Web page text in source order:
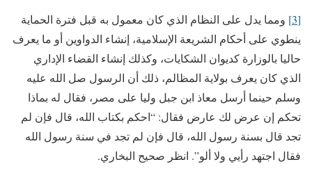
[3]
ومما يدل على النظام الذي كان معمول به قبل فترة الحماية
ينطوي على أحكام الشريعة الإسلامية، إنشاء الدواوين أو ما يعرف
حاليا بالوزارة كديوان الشكايات، وكذلك إنشاء القضاء الإداري
الذي كان يعرف بولاية المظالم، ذلك أن الرسول صل الله عليه
وسلم حينما أرسل معاذ ابن جبل وليا على مصر، فقال له بماذا
تحكم إن عرض لك عارض فقال: “احكم بكتاب الله، قال فإن لم
تجد قال بسنة رسول الله، قال فإن لم تجد في سنة رسول الله
فقال اجتهد رأيي ولا ألو”. انظر صحيح البخاري.